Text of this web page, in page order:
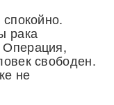
рака
свободен.
не